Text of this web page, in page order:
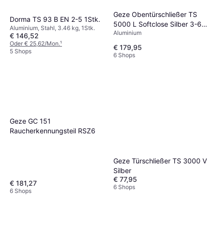
Fenstergriff FG300 Weiß
€ 36,90
Dorma TS 93 B EN 2-5 1Stk.
Aluminium, Stahl, 3.46 kg, 1Stk.
€ 146,52
Oder € 25,62/Mon.¹
5 Shops
Geze Obentürschließer TS
5000 L Softclose Silber 3-6
Feuer
Aluminium
€ 179,95
6 Shops
Geze GC 151
Raucherkennungsteil RSZ6
€ 181,27
6 Shops
Geze Türschließer TS 3000 V
Silber
€ 77,95
6 Shops